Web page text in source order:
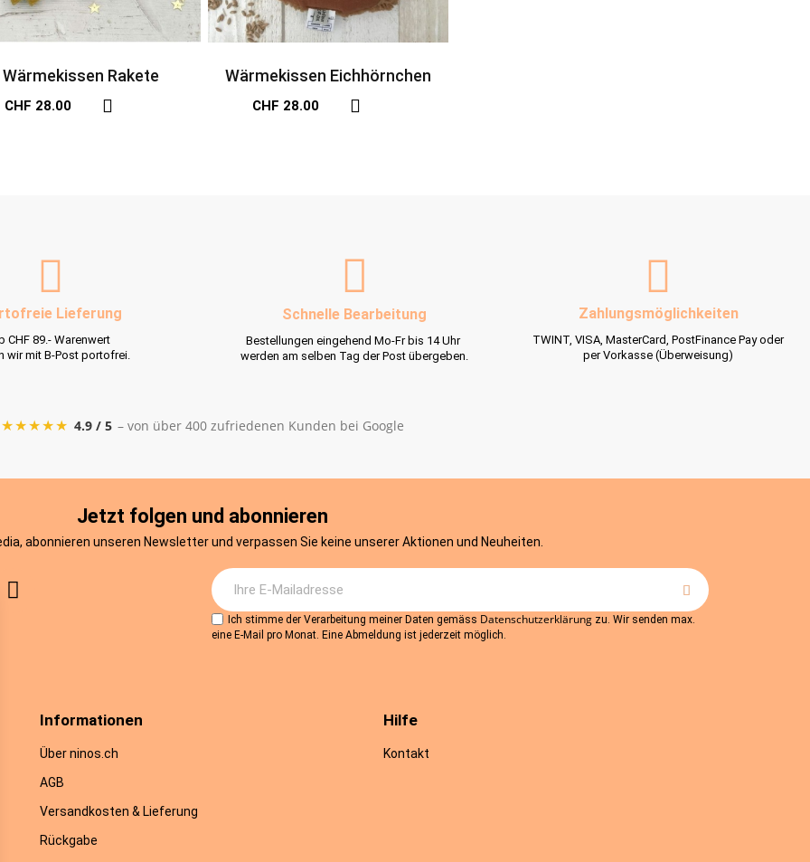
Wärmekissen Rakete
CHF 28.00
Wärmekissen Eichhörnchen
CHF 28.00
Lieferung
CHF 89.- Warenwert
wir mit B-Post portofrei.
Schnelle Bearbeitung
Bestellungen eingehend Mo-Fr bis 14 Uhr
werden am selben Tag der Post übergeben.
Zahlungsmöglichkeiten
TWINT, VISA, MasterCard, PostFinance Pay oder
per Vorkasse (Überweisung)
★★★★★ 4.9 / 5 – von über 400 zufriedenen Kunden bei Google
Jetzt folgen und abonnieren
abonnieren unseren Newsletter und verpassen Sie keine unserer Aktionen und Neuheiten.
Ich stimme der Verarbeitung meiner Daten gemäss Datenschutzerklärung zu. Wir senden max.
eine E-Mail pro Monat. Eine Abmeldung ist jederzeit möglich.
Informationen
Über ninos.ch
AGB
Versandkosten & Lieferung
Rückgabe
Hilfe
Kontakt